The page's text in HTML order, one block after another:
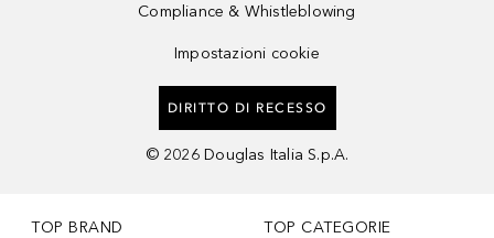
Compliance & Whistleblowing
Impostazioni cookie
DIRITTO DI RECESSO
© 2026 Douglas Italia S.p.A.
TOP BRAND TOP CATEGORIE